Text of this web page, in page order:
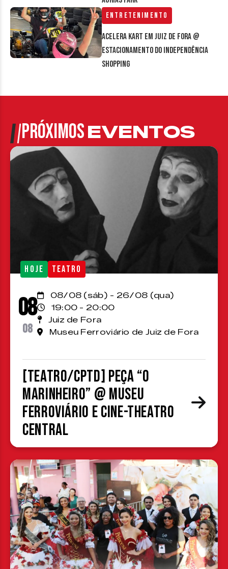
Entretenimento
Acelera Kart em Juiz de Fora @
estacionamento do Independência
Shopping
PRÓXIMOSEVENTOS
HOJE TEATRO
08
08
08/08 (sáb) - 26/08 (qua)
19:00 - 20:00
Juiz de Fora
Museu Ferroviário de Juiz de Fora
[TEATRO/CPTD] Peça “O
Marinheiro” @ Museu
Ferroviário e Cine-Theatro
Central